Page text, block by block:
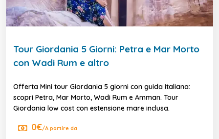
Tour Giordania 5 Giorni: Petra e Mar Morto
con Wadi Rum e altro
Offerta Mini tour Giordania 5 giorni con guida italiana:
scopri Petra, Mar Morto, Wadi Rum e Amman. Tour
Giordania low cost con estensione mare inclusa.
0€/A partire da